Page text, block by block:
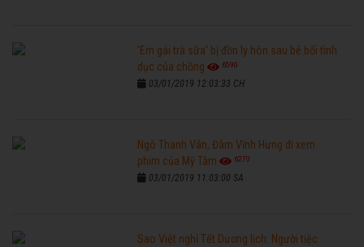
'Em gái trà sữa' bị đồn ly hôn sau bê bối tình
dục của chồng
6590
03/01/2019 12:03:33 CH
Ngô Thanh Vân, Đàm Vĩnh Hưng đi xem
phim của Mỹ Tâm
6270
03/01/2019 11:03:00 SA
Sao Việt nghỉ Tết Dương lịch: Người tiệc